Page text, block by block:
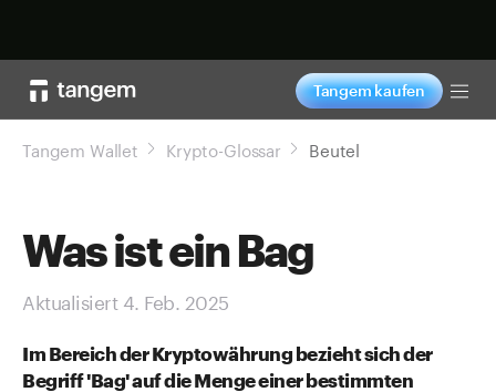
Tangem kaufen
Tangem Wallet Krypto-Glossar Beutel
Was ist ein Bag
Aktualisiert 4. Feb. 2025
Im Bereich der Kryptowährung bezieht sich der
Begriff 'Bag' auf die Menge einer bestimmten